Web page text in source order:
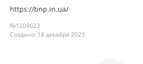
https://bnp.in.ua/
№1209623
Создано: 18 декабря 2023